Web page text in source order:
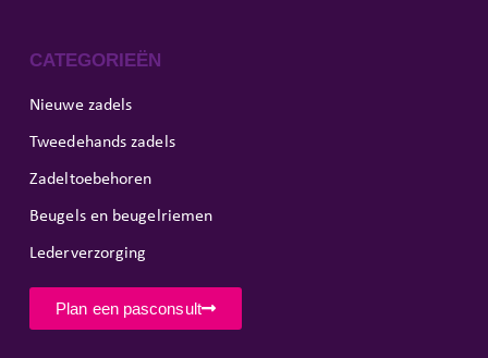
CATEGORIEËN
Nieuwe zadels
Tweedehands zadels
Zadeltoebehoren
Beugels en beugelriemen
Lederverzorging
Plan een pasconsult